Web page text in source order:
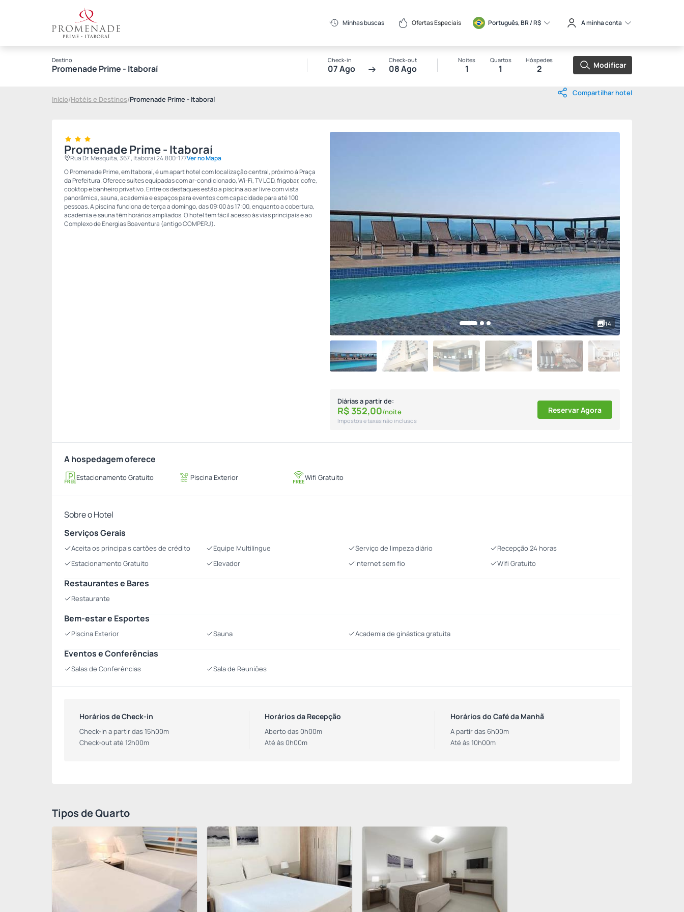
Minhas buscas Ofertas Especiais Português, BR / R$ A minha conta
Destino
Promenade Prime - Itaboraí
Check-in
07 Ago
Check-out
08 Ago
Noites
1
Quartos
1
Hóspedes
2 Modificar
Início/Hotéis e Destinos/Promenade Prime - Itaboraí
Compartilhar hotel
Promenade Prime - Itaboraí
Rua Dr. Mesquita, 367 , Itaborai 24.800-177Ver no Mapa
O Promenade Prime, em Itaboraí, é um apart hotel com localização central, próximo à Praça
da Prefeitura. Oferece suítes equipadas com ar-condicionado, Wi-Fi, TV LCD, frigobar, cofre,
cooktop e banheiro privativo. Entre os destaques estão a piscina ao ar livre com vista
panorâmica, sauna, academia e espaços para eventos com capacidade para até 100
pessoas. A piscina funciona de terça a domingo, das 09:00 às 17:00, enquanto a cobertura,
academia e sauna têm horários ampliados. O hotel tem fácil acesso às vias principais e ao
Complexo de Energias Boaventura (antigo COMPERJ).
14
Diárias a partir de:
R$ 352,00/noite
Impostos e taxas não inclusos
Reservar Agora
A hospedagem oferece
Estacionamento Gratuito Piscina Exterior Wifi Gratuito
Sobre o Hotel
Serviços Gerais
Aceita os principais cartões de crédito Equipe Multilíngue Serviço de limpeza diário
Recepção 24 horas
Estacionamento Gratuito
Elevador Internet sem fio Wifi Gratuito
Restaurantes e Bares
Restaurante
Bem-estar e Esportes
Piscina Exterior Sauna Academia de ginástica gratuita
Eventos e Conferências
Salas de Conferências Sala de Reuniões
Horários de Check-in
Check-in a partir das 15h00m
Check-out até 12h00m
Horários da Recepção
Aberto das 0h00m
Até às 0h00m
Horários do Café da Manhã
A partir das 6h00m
Até às 10h00m
Tipos de Quarto